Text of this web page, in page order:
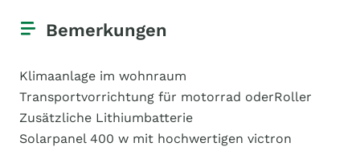
Bemerkungen
Klimaanlage im wohnraum
Transportvorrichtung für motorrad oderRoller
Zusätzliche Lithiumbatterie
Solarpanel 400 w mit hochwertigen victron